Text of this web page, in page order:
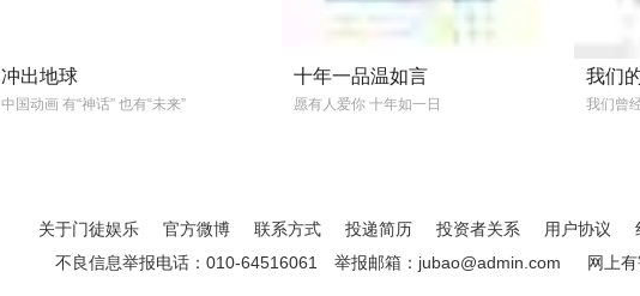
冲出地球
中国动画 有“神话” 也有“未来”
十年一品温如言
愿有人爱你 十年如一日
我们
我们曾
关于门徒娱乐 官方微博 联系方式 投递简历 投资者关系 用户协议
不良信息举报电话：010-64516061
举报邮箱：jubao@admin.com 网上